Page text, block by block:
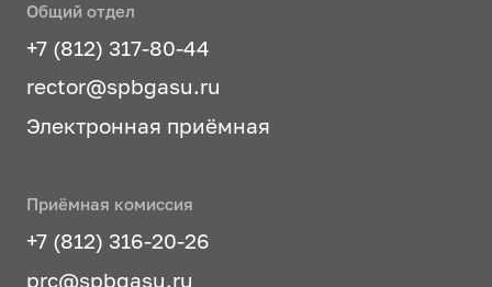
Общий отдел
+7 (812) 317-80-44
rector@spbgasu.ru
Электронная приёмная
Приёмная комиссия
+7 (812) 316-20-26
prc@spbgasu.ru